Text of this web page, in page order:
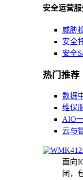
安全运营服
威胁
安全
安全
热门推荐
数据
维保
AIO
云与
面向
闭，